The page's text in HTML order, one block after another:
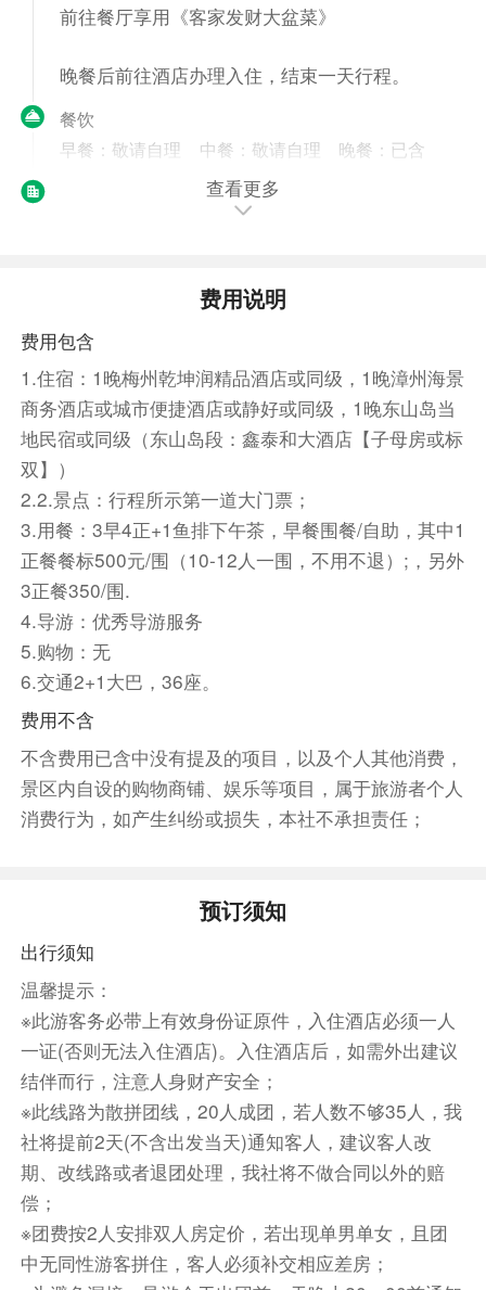
前往餐厅享用《客家发财大盆菜》
晚餐后前往酒店办理入住，结束一天行程。
餐饮
早餐：敬请自理
中餐：敬请自理
晚餐：已含
早餐后前往南靖，参观【云水谣】（车程约2小
时，游览约2小时）是个历史悠久的古老村落，村
中幽长古道、百年老榕、神奇土楼，还有那灵山碧
水，无不给人以超然的感觉。电影《云水谣》，在
此拍 摄取景。漫步【云水谣】古道，感受小桥流
水、千年古榕树的宁静与悠闲。游览【和贵楼】和
贵楼又称山脚楼，建于清代雍正十年，由简次屏公
建造的，占地1547平方米，是南靖最高的土楼。
参观精美双环圆土楼——【怀远楼】此楼建于清宣
统元年（1909年），至今保存完好，文化底蕴深
厚，是国家级重点文物保护单位，目前已被列入
《世界文化遗产名录》。【此景点门票自理，门市
价90元，60-64岁，6-18岁（含18周岁）半票45
元，成人团队统一采购80元，费用请交给导游，
65岁以上及6周岁以下免票】
午餐特别安排【土楼土鸡宴】
傍晚前往游览【漳州古城】（游览约2小时）街区
不仅较为完整地保留了明清时期的古街格局和民居
特色，而且拥有不少知名度较高的旅游资源：“尚
书•探花”（明朝探花林士章）“三世宰贰”（为明万
历四十七年南京吏部右侍郎蒋孟育及其父蒋玉山、
祖父蒋相而立）两座石牌坊和漳州文庙，为国家级
重点保护文物；漳州府衙旧址、中共福建临时省委
旧址、嘉济庙碑、王升祠、比干庙、太平天国侍王
府等，均是著名的文化古迹；午餐在古城自由品尝
各种特色小吃，小吃推荐：四果汤、三角饼、片仔
逛，自行打车回酒店，也可以统一时间，大巴送回
酒店。打车回酒店约10-20分钟。）
查看更多
费用说明
费用包含
1.住宿：1晚梅州乾坤润精品酒店或同级，1晚漳州海景
商务酒店或城市便捷酒店或静好或同级，1晚东山岛当
地民宿或同级（东山岛段：鑫泰和大酒店【子母房或标
双】）
2.2.景点：行程所示第一道大门票；
3.用餐：3早4正+1鱼排下午茶，早餐围餐/自助，其中1
正餐餐标500元/围（10-12人一围，不用不退）;，另外
3正餐350/围.
4.导游：优秀导游服务
5.购物：无
6.交通2+1大巴，36座。
费用不含
不含费用已含中没有提及的项目，以及个人其他消费，
景区内自设的购物商铺、娱乐等项目，属于旅游者个人
消费行为，如产生纠纷或损失，本社不承担责任；
预订须知
出行须知
温馨提示：
※此游客务必带上有效身份证原件，入住酒店必须一人
一证(否则无法入住酒店)。入住酒店后，如需外出建议
结伴而行，注意人身财产安全；
※此线路为散拼团线，20人成团，若人数不够35人，我
社将提前2天(不含出发当天)通知客人，建议客人改
期、改线路或者退团处理，我社将不做合同以外的赔
偿；
※团费按2人安排双人房定价，若出现单男单女，且团
中无同性游客拼住，客人必须补交相应差房；